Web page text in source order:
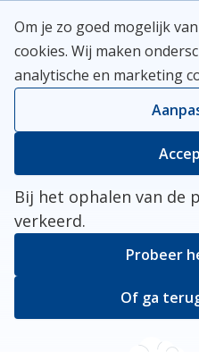
naar
inhoud
Meerlanden Logo
Kies je gemeente
Er ging iets
Bij het ophalen van de
verkeerd.
Probeer
Of ga
Om je zo goed mogelijk
cookies. Wij maken
analytische en marketing